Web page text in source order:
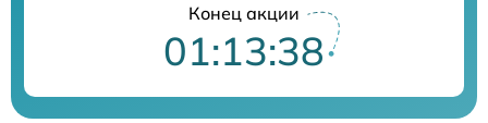
Конец акции
01:13:37